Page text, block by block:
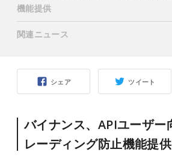
シェア ツイート
バイナンス、APIユーザー
レーディング防止機能提供
機能提供
関連ニュース